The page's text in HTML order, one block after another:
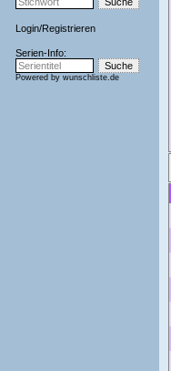
Login/Registrieren
Serien-Info:
Powered by wunschliste.de